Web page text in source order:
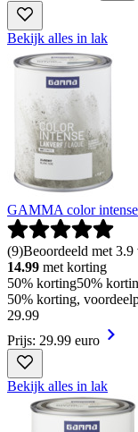
Bekijk alles in lak
GAMMA color
(9)Beoordeeld met
14.99 met korting
50% korting50%
50% korting,
29.99
Prijs: 29.99 euro
Bekijk alles in lak